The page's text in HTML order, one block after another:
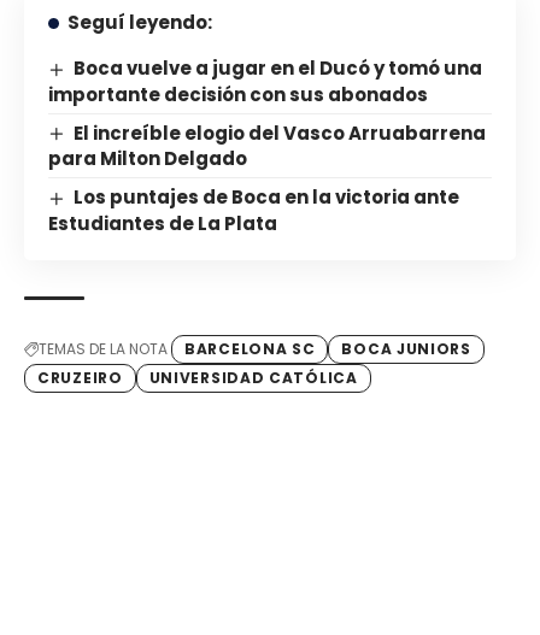
Seguí leyendo:
Boca vuelve a jugar en el Ducó y tomó una
importante decisión con sus abonados
El increíble elogio del Vasco Arruabarrena
para Milton Delgado
Los puntajes de Boca en la victoria ante
Estudiantes de La Plata
TEMAS DE LA NOTA BARCELONA SC
BOCA JUNIORS
CRUZEIRO
UNIVERSIDAD CATÓLICA